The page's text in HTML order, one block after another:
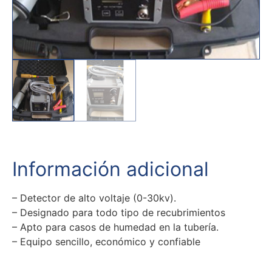
Información adicional
– Detector de alto voltaje (0-30kv).
– Designado para todo tipo de recubrimientos
– Apto para casos de humedad en la tubería.
– Equipo sencillo, económico y confiable